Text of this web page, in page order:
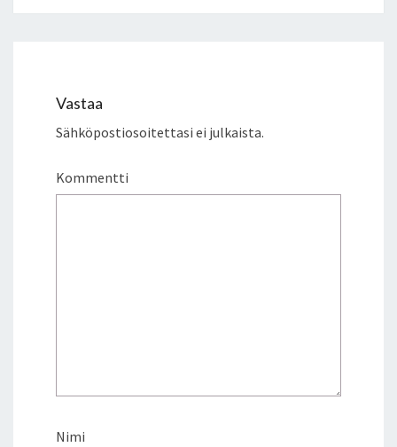
Vastaa
Sähköpostiosoitettasi ei julkaista.
Kommentti
Nimi